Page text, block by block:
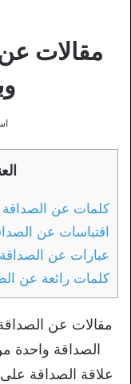
كلمات عن الصداقة
اقتباسات عن
عبارات عن
كلمات رائعة عن
الصداقة واحدة
علاقة الصداقة